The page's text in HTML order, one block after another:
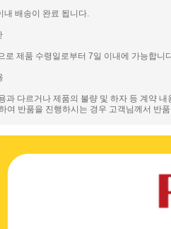
배송이 완료 됩니다.
로 제품 수령일로부터 7일 이내에 가능합니
과 다르거나 제품의 불량 및 하자 등 계약
여 반품을 진행하시는 경우 고객님께서 반